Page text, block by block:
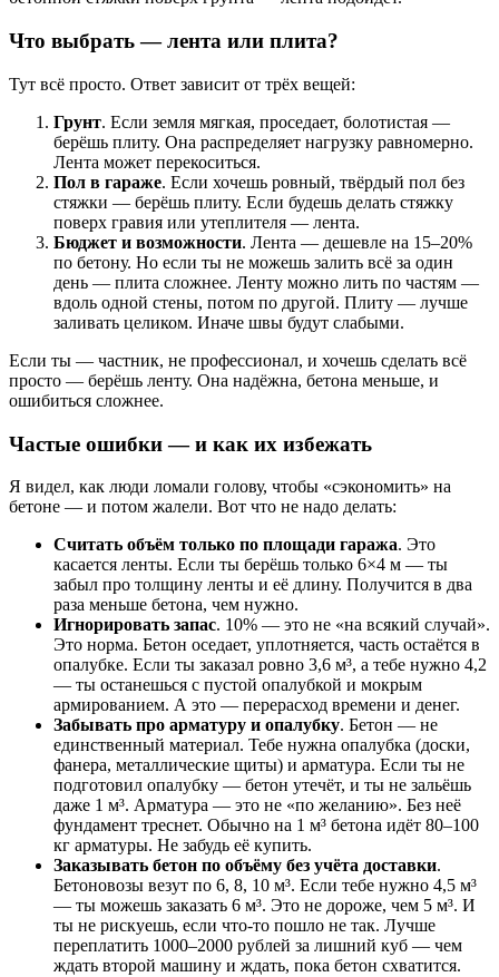
Что выбрать — лента или плита?
Тут всё просто. Ответ зависит от трёх вещей:
Грунт. Если земля мягкая, проседает, болотистая —
берёшь плиту. Она распределяет нагрузку равномерно.
Лента может перекоситься.
Пол в гараже. Если хочешь ровный, твёрдый пол без
стяжки — берёшь плиту. Если будешь делать стяжку
поверх гравия или утеплителя — лента.
Бюджет и возможности. Лента — дешевле на 15–20%
по бетону. Но если ты не можешь залить всё за один
день — плита сложнее. Ленту можно лить по частям —
вдоль одной стены, потом по другой. Плиту — лучше
заливать целиком. Иначе швы будут слабыми.
Если ты — частник, не профессионал, и хочешь сделать всё
просто — берёшь ленту. Она надёжна, бетона меньше, и
ошибиться сложнее.
Частые ошибки — и как их избежать
Я видел, как люди ломали голову, чтобы «сэкономить» на
бетоне — и потом жалели. Вот что не надо делать:
Считать объём только по площади гаража. Это
касается ленты. Если ты берёшь только 6×4 м — ты
забыл про толщину ленты и её длину. Получится в два
раза меньше бетона, чем нужно.
Игнорировать запас. 10% — это не «на всякий случай».
Это норма. Бетон оседает, уплотняется, часть остаётся в
опалубке. Если ты заказал ровно 3,6 м³, а тебе нужно 4,2
— ты останешься с пустой опалубкой и мокрым
армированием. А это — перерасход времени и денег.
Забывать про арматуру и опалубку. Бетон — не
единственный материал. Тебе нужна опалубка (доски,
фанера, металлические щиты) и арматура. Если ты не
подготовил опалубку — бетон утечёт, и ты не зальёшь
даже 1 м³. Арматура — это не «по желанию». Без неё
фундамент треснет. Обычно на 1 м³ бетона идёт 80–100
кг арматуры. Не забудь её купить.
Заказывать бетон по объёму без учёта доставки.
Бетоновозы везут по 6, 8, 10 м³. Если тебе нужно 4,5 м³
— ты можешь заказать 6 м³. Это не дороже, чем 5 м³. И
ты не рискуешь, если что-то пошло не так. Лучше
переплатить 1000–2000 рублей за лишний куб — чем
ждать второй машину и ждать, пока бетон схватится.